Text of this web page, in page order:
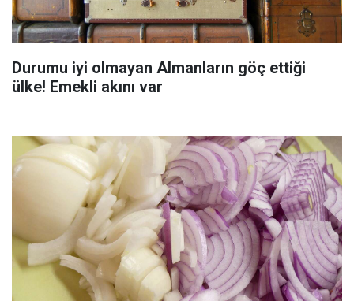
Durumu iyi olmayan Almanların göç ettiği
ülke! Emekli akını var